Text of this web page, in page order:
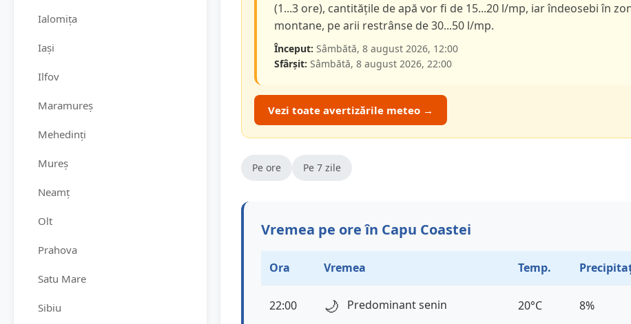
Ialomița
Iași
Ilfov
Maramureș
Mehedinți
Mureș
Neamț
Olt
Prahova
Satu Mare
Sibiu
(1...3 ore), cantitățile de apă vor fi de 15...20 l/mp, iar îndeosebi în
montane, pe arii restrânse de 30...50 l/mp.
Început: Sâmbătă, 8 august 2026, 12:00
Sfârșit: Sâmbătă, 8 august 2026, 22:00
Vezi toate avertizările meteo →
Pe ore Pe 7 zile
Vremea pe ore în Capu Coastei
Ora Vremea Temp.
22:00 🌙 Predominant senin 20°C 8%